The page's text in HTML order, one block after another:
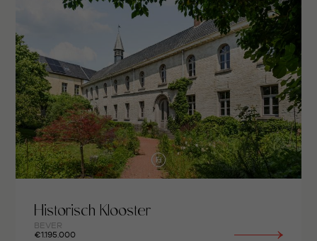
Historisch Klooster
BEVER
€1.195.000